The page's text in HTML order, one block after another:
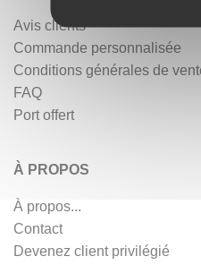
Avis clients
Commande personnalisée
Conditions générales de
FAQ
Port offert
À PROPOS
À propos...
Contact
Devenez client privilégié